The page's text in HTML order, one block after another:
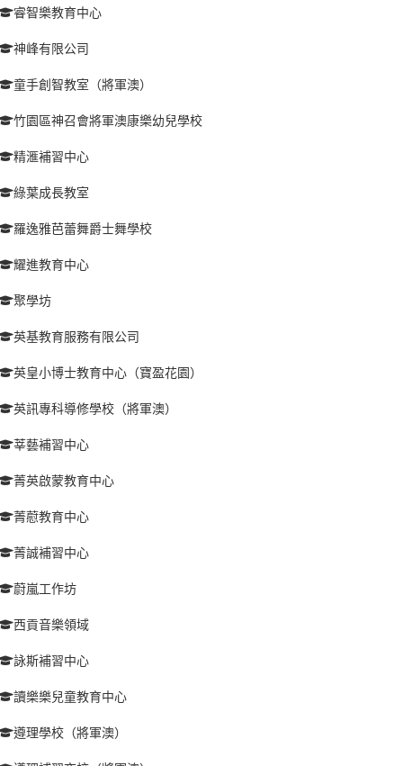
睿智樂教育中心
神峰有限公司
童手創智教室（將軍澳）
竹園區神召會將軍澳康樂幼兒學校
精滙補習中心
綠葉成長教室
羅逸雅芭蕾舞爵士舞學校
耀進教育中心
聚學坊
英基教育服務有限公司
英皇小博士教育中心（寶盈花園）
英訊專科導修學校（將軍澳）
莘藝補習中心
菁英啟蒙教育中心
菁藯教育中心
菁誠補習中心
蔚嵐工作坊
西貢音樂領域
詠斯補習中心
讀樂樂兒童教育中心
遵理學校（將軍澳）